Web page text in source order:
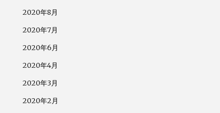
2020年8月
2020年7月
2020年6月
2020年4月
2020年3月
2020年2月